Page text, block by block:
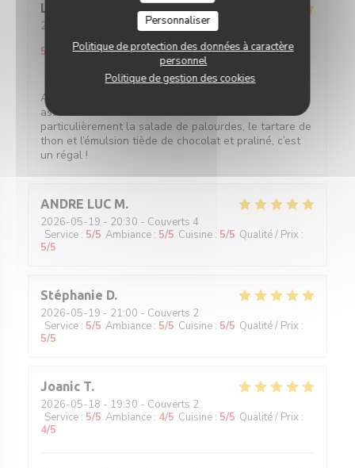
Personnaliser
Politique de protection des données à caractère
personnel
Politique de gestion des cookies
L
2026-05-20
- 19:45 - Couverts 2
Service 5 /5 Ambiance 5/5 Cuisine /5 Qualité / Prix
5
Accueil sympathique, service efficace et surtout
assiettes savoureuses ! Je recommande tout
particulièrement la salade de palourdes, le tartare de
thon et l’émulsion tiède de chocolat et praliné, c’est
un régal !
ANDRE LUC M
2026-05-19 - 20:30 - Couverts 4
Service : 5/5 Ambiance : 5/5 Cuisine : 5/5 Qualité / Prix :
5/5
Stéphanie D
2026-05-19 - 21:00 - Couverts 2
Service : 5/5 Ambiance : 5/5 Cuisine : 5/5 Qualité / Prix :
5/5
Joanic T
2026-05-18 - 19:30 - Couverts 2
Service : 5/5 Ambiance : 4/5 Cuisine : 5/5 Qualité / Prix :
4/5